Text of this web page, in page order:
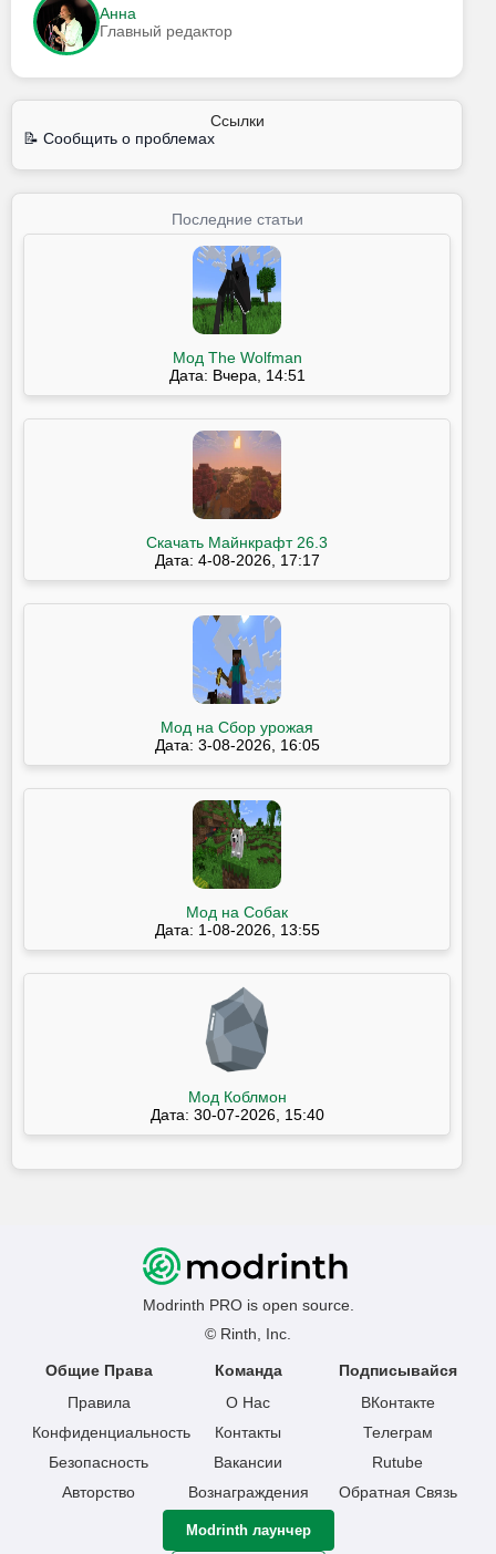
Анна
Главный редактор
Ссылки
📝 Сообщить о проблемах
Последние статьи
Мод The Wolfman
Дата: Вчера, 14:51
Скачать Майнкрафт 26.3
Дата: 4-08-2026, 17:17
Мод на Сбор урожая
Дата: 3-08-2026, 16:05
Мод на Собак
Дата: 1-08-2026, 13:55
Мод Коблмон
Дата: 30-07-2026, 15:40
Modrinth PRO is open source.
© Rinth, Inc.
Общие Права
Правила
Конфиденциальность
Безопасность
Авторство
Команда
О Нас
Контакты
Вакансии
Вознаграждения
Подписывайся
ВКонтакте
Телеграм
Rutube
Обратная Связь
Modrinth лаунчер